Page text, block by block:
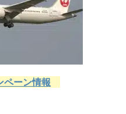
ペーン情報